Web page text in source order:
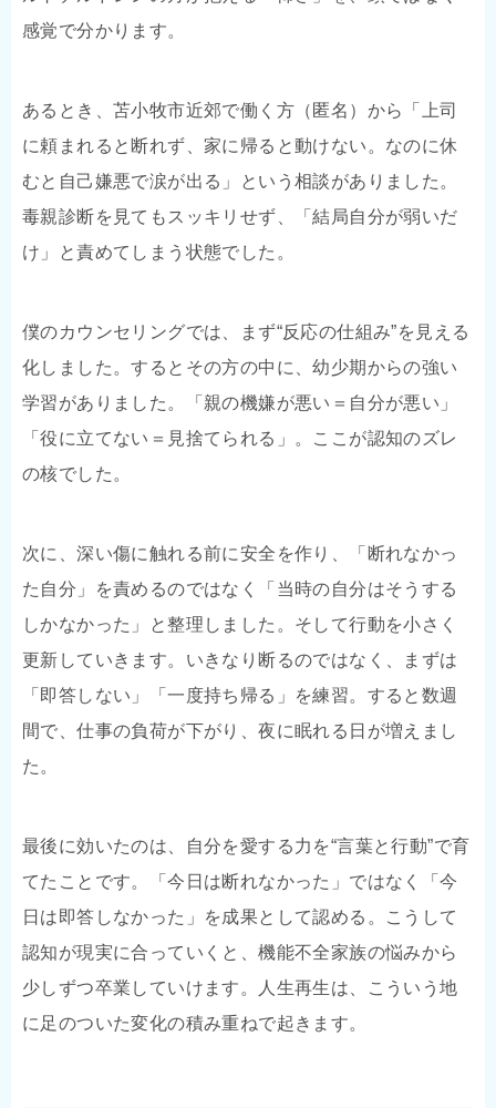
感覚で分かります。
あるとき、苫小牧市近郊で働く方（匿名）から「上司
に頼まれると断れず、家に帰ると動けない。なのに休
むと自己嫌悪で涙が出る」という相談がありました。
毒親診断を見てもスッキリせず、「結局自分が弱いだ
け」と責めてしまう状態でした。
僕のカウンセリングでは、まず“反応の仕組み”を見える
化しました。するとその方の中に、幼少期からの強い
学習がありました。「親の機嫌が悪い＝自分が悪い」
「役に立てない＝見捨てられる」。ここが認知のズレ
の核でした。
次に、深い傷に触れる前に安全を作り、「断れなかっ
た自分」を責めるのではなく「当時の自分はそうする
しかなかった」と整理しました。そして行動を小さく
更新していきます。いきなり断るのではなく、まずは
「即答しない」「一度持ち帰る」を練習。すると数週
間で、仕事の負荷が下がり、夜に眠れる日が増えまし
た。
最後に効いたのは、自分を愛する力を“言葉と行動”で育
てたことです。「今日は断れなかった」ではなく「今
日は即答しなかった」を成果として認める。こうして
認知が現実に合っていくと、機能不全家族の悩みから
少しずつ卒業していけます。人生再生は、こういう地
に足のついた変化の積み重ねで起きます。